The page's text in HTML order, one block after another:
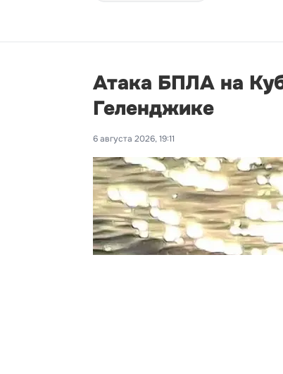
Атака БПЛА на
Геленджике
6 августа 2026, 19:11